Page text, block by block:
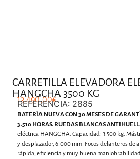
CARRETILLA ELEVADORA
HANGCHA 3500 KG
13.490,00€
REFERENCIA: 2885
BATERÍA NUEVA CON 30 MESES DE
3.510 HORAS. RUEDAS BLANCAS
eléctrica HANGCHA. Capacidad: 3.500 kg.
y desplazador, 6.000 mm. Focos delanteros de
rápida, eficiencia y muy buena maniobrabilidad.